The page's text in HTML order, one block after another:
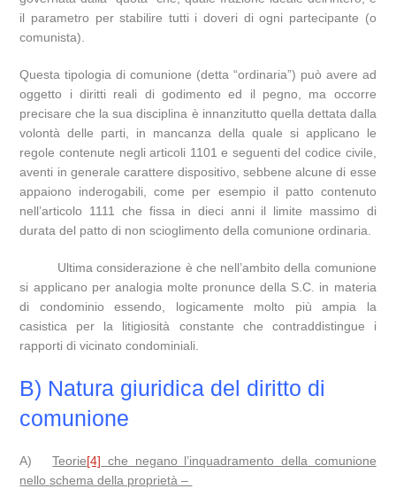
il parametro per stabilire tutti i doveri di ogni partecipante (o
comunista).
Questa tipologia di comunione (detta “ordinaria”) può avere ad
oggetto i diritti reali di godimento ed il pegno, ma occorre
precisare che la sua disciplina è innanzitutto quella dettata dalla
volontà delle parti, in mancanza della quale si applicano le
regole contenute negli articoli 1101 e seguenti del codice civile,
aventi in generale carattere dispositivo, sebbene alcune di esse
appaiono inderogabili, come per esempio il patto contenuto
nell’articolo 1111 che fissa in dieci anni il limite massimo di
durata del patto di non scioglimento della comunione ordinaria.
Ultima considerazione è che nell’ambito della comunione
si applicano per analogia molte pronunce della S.C. in materia
di condominio essendo, logicamente molto più ampia la
casistica per la litigiosità constante che contraddistingue i
rapporti di vicinato condominiali.
B) Natura giuridica del diritto di
comunione
A)Teorie[4] che negano l’inquadramento della comunione
nello schema della proprietà –